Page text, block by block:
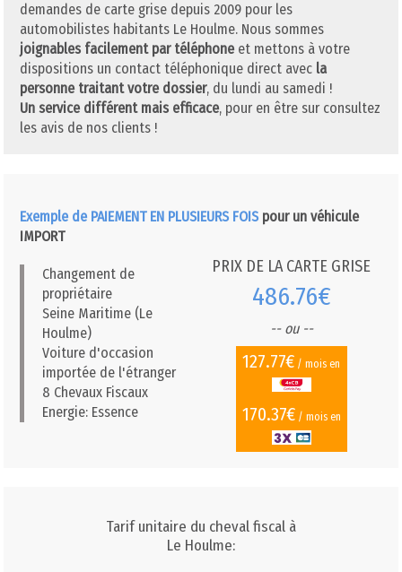
demandes de carte grise depuis 2009 pour les
automobilistes habitants Le Houlme. Nous sommes
joignables facilement par téléphone et mettons à votre
dispositions un contact téléphonique direct avec la
personne traitant votre dossier, du lundi au samedi !
Un service différent mais efficace, pour en être sur consultez
les avis de nos clients !
Exemple de PAIEMENT EN PLUSIEURS FOIS pour un véhicule
IMPORT
Changement de
propriétaire
Seine Maritime (Le
Houlme)
Voiture d'occasion
importée de l'étranger
8 Chevaux Fiscaux
Energie: Essence
PRIX DE LA CARTE GRISE
486.76€
-- ou --
127.77€ / mois en
170.37€/ mois en
Tarif unitaire du cheval fiscal à
Le Houlme: